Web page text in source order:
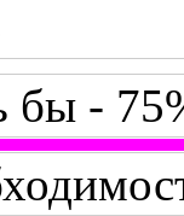
бы -